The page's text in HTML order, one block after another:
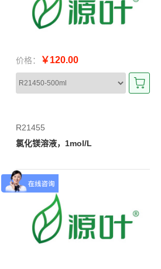
价格： ￥120.00
R21455
氯化镁溶液，1mol/L